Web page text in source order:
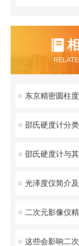
邵氏硬度计分
光泽度仪简介